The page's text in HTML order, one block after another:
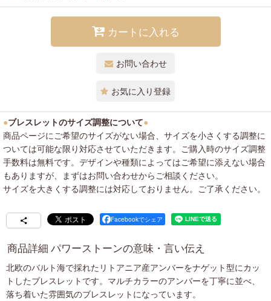
カートに入れる
お問い合わせ
お気に入り登録
●ブレスレットのサイズ調整について●
商品ページにご希望のサイズがない場合、サイズを小さくする調整に
ついては可能な限り対応させていただきます。ご購入時のサイズ調整
手数料は無料です。デザインや種類によってはご希望に添えない場合
もありますが、まずはお問い合わせからご相談ください。
サイズを大きくする調整には対応しておりません。ご了承ください。
Facebookでシェア
商品詳細 パワーストーンの意味・言い伝え
北欧のバルト海で採れたリトアニア産アンバーをナゲット型にカッ
トしたブレスレットです。マルチカラーのアンバーを丁寧に並べ、
落ち着いた雰囲気のブレスレットになっています。